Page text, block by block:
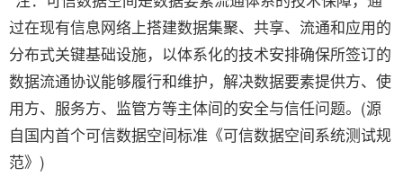
过在现有信息网络上搭建数据集聚、共享、流通和应用的
分布式关键基础设施，以体系化的技术安排确保所签订的
数据流通协议能够履行和维护，解决数据要素提供方、使
用方、服务方、监管方等主体间的安全与信任问题。(源
自国内首个可信数据空间标准《可信数据空间系统测试规
范》)